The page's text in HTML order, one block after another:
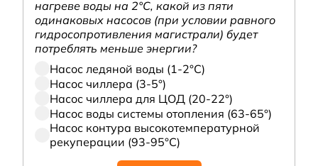
нагреве воды на 2°С, какой из пяти
одинаковых насосов (при условии равного
гидросопротивления магистрали) будет
потреблять меньше энергии?
Насос ледяной воды (1-2°С)
Насос чиллера (3-5°)
Насос чиллера для ЦОД (20-22°)
Насос воды системы отопления (63-65°)
Насос контура высокотемпературной
рекуперации (93-95°С)